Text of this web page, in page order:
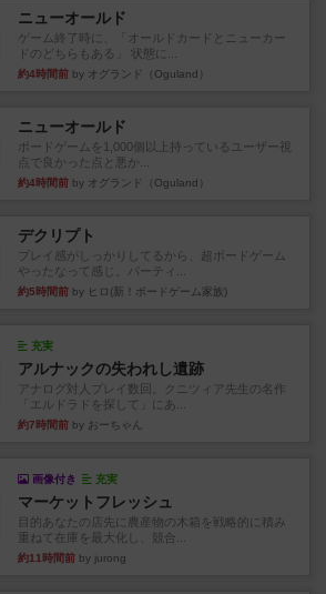
ニューオールド
ゲーム終了時に、「オールドカードとニューカー
ドのどちらもある」 状態に...
約4時間前 by オグランド（Oguland）
ニューオールド
ボードゲームを1,000個以上持っているユーザー視
点で良かった点と悪か...
約4時間前 by オグランド（Oguland）
デクリプト
プレイ感がしっかりしてるから、超ボードゲーム
やったなって感じ。パーティ...
約5時間前 by ヒロ(新！ボードゲーム家族)
充実
アルナックの失われし遺跡
アナログ対人プレイ数回。クニツィア先生の名作
「エルドラドを探して」にあ...
約7時間前 by おーちゃん
画像付き 充実
マーケットフレッシュ
目的あなたの店先に農産物の木箱を戦略的に積み
重ねて在庫を最大化し、競合...
約11時間前 by jurong